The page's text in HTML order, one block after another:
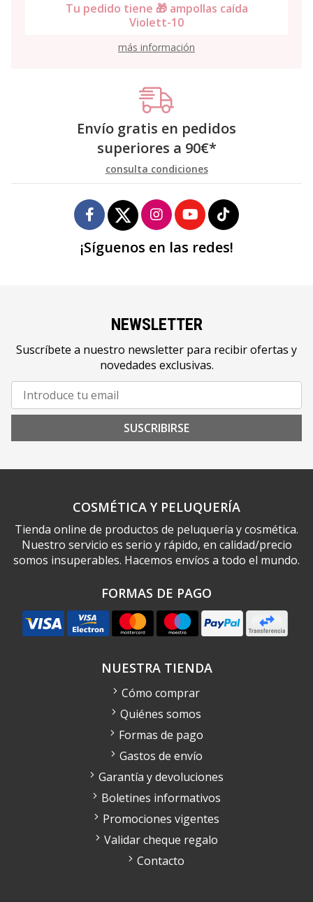
Tu pedido tiene 🎁 ampollas caída
Violett-10
más información
Envío gratis en pedidos
superiores a 90€*
consulta condiciones
¡Síguenos en las redes!
NEWSLETTER
Suscríbete a nuestro newsletter para recibir ofertas y
novedades exclusivas.
SUSCRIBIRSE
COSMÉTICA Y PELUQUERÍA
Tienda online de productos de peluquería y cosmética.
Nuestro servicio es serio y rápido, en calidad/precio
somos insuperables. Hacemos envíos a todo el mundo.
FORMAS DE PAGO
NUESTRA TIENDA
Cómo comprar
Quiénes somos
Formas de pago
Gastos de envío
Garantía y devoluciones
Boletines informativos
Promociones vigentes
Validar cheque regalo
Contacto